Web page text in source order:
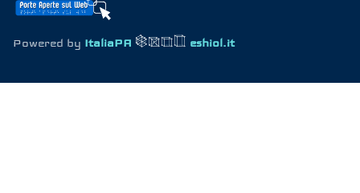
Powered by ItaliaPA eshiol.it